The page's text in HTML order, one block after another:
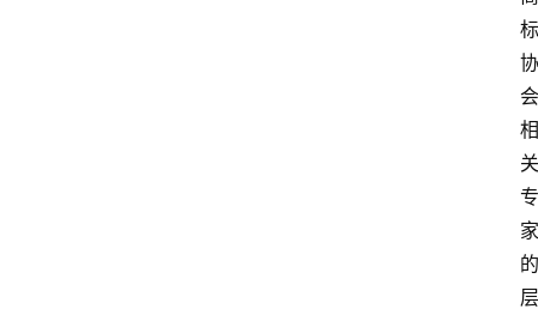
标
协
会
相
关
专
家
的
层